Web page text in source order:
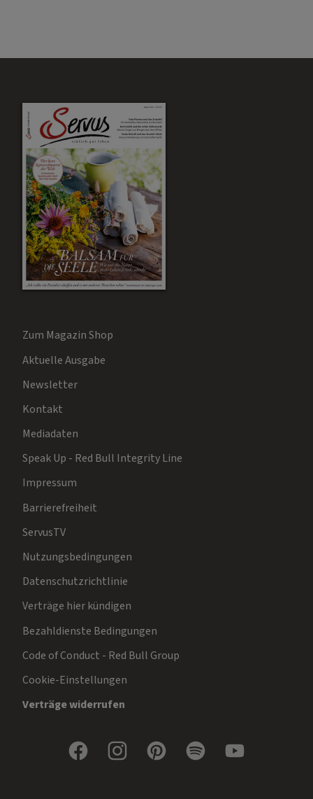
Zum Magazin Shop
Aktuelle Ausgabe
Newsletter
Kontakt
Mediadaten
Speak Up - Red Bull Integrity Line
Impressum
Barrierefreiheit
ServusTV
Nutzungsbedingungen
Datenschutzrichtlinie
Verträge hier kündigen
Bezahldienste Bedingungen
Code of Conduct - Red Bull Group
Cookie-Einstellungen
Verträge widerrufen